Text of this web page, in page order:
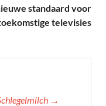
standaard voor
televisies
→